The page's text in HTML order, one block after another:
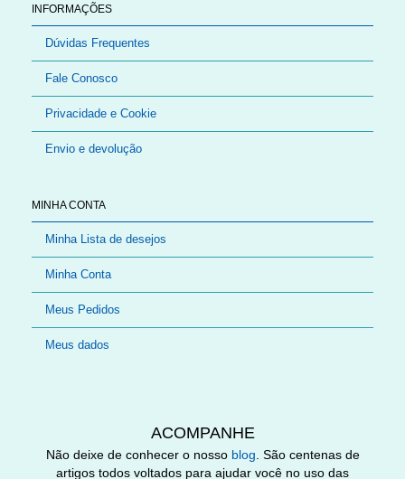
INFORMAÇÕES
Dúvidas Frequentes
Fale Conosco
Privacidade e Cookie
Envio e devolução
MINHA CONTA
Minha Lista de desejos
Minha Conta
Meus Pedidos
Meus dados
ACOMPANHE
Não deixe de conhecer o nosso blog. São centenas de
artigos todos voltados para ajudar você no uso das